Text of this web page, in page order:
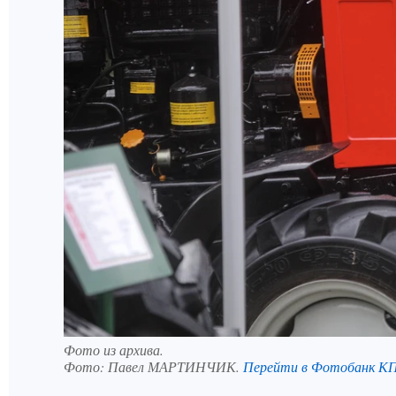
Фото из архива.
Фото: Павел МАРТИНЧИК. Перейти в Фотобанк